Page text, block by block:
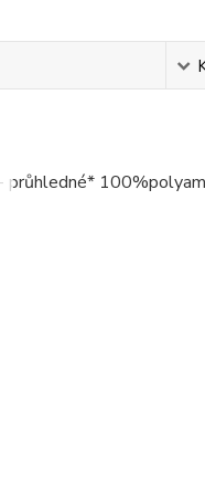
průhledné*